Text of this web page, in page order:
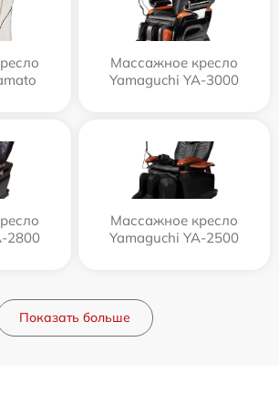
Массажное кресло
Yamaguchi YA-3000
2800
Массажное кресло
Yamaguchi YA-2500
Показать больше